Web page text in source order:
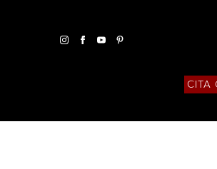
CITA